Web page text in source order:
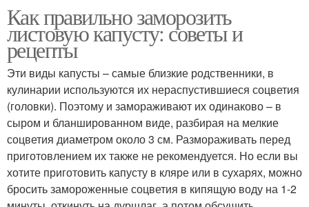
Как правильно заморозить
листовую капусту: советы и
рецепты
Эти виды капусты – самые близкие родственники, в
кулинарии используются их нераспустившиеся соцветия
(головки). Поэтому и замораживают их одинаково – в
сыром и бланшированном виде, разбирая на мелкие
соцветия диаметром около 3 см. Размораживать перед
приготовлением их также не рекомендуется. Но если вы
хотите приготовить капусту в кляре или в сухарях, можно
бросить замороженные соцветия в кипящую воду на 1-2